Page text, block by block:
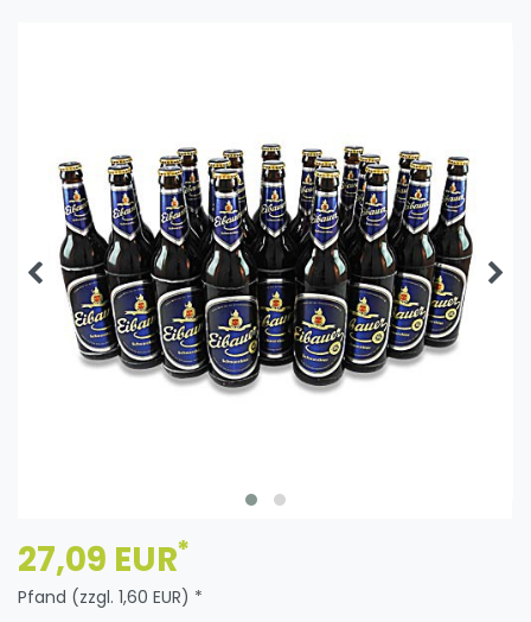
27,09 EUR*
Pfand (zzgl. 1,60 EUR) *